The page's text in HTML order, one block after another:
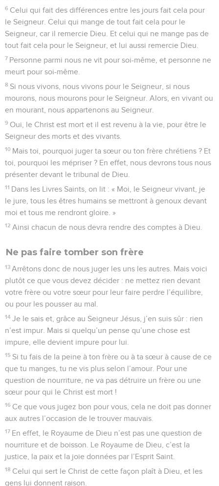
6 Celui qui fait des différences entre les jours fait cela pour
le Seigneur. Celui qui mange de tout fait cela pour le
Seigneur, car il remercie Dieu. Et celui qui ne mange pas de
tout fait cela pour le Seigneur, et lui aussi remercie Dieu.
7 Personne parmi nous ne vit pour soi-même, et personne ne
meurt pour soi-même.
8 Si nous vivons, nous vivons pour le Seigneur, si nous
mourons, nous mourons pour le Seigneur. Alors, en vivant ou
en mourant, nous appartenons au Seigneur.
9 Oui, le Christ est mort et il est revenu à la vie, pour être le
Seigneur des morts et des vivants.
10 Mais toi, pourquoi juger ta sœur ou ton frère chrétiens ? Et
toi, pourquoi les mépriser ? En effet, nous devrons tous nous
présenter devant le tribunal de Dieu.
11 Dans les Livres Saints, on lit : « Moi, le Seigneur vivant, je
le jure, tous les êtres humains se mettront à genoux devant
moi et tous me rendront gloire. »
12 Ainsi chacun de nous devra rendre des comptes à Dieu.
Ne pas faire tomber son frère
13 Arrêtons donc de nous juger les uns les autres. Mais voici
plutôt ce que vous devez décider : ne mettez rien devant
votre frère ou votre sœur pour leur faire perdre l’équilibre,
ou pour les pousser au mal.
14 Je le sais et, grâce au Seigneur Jésus, j’en suis sûr : rien
n’est impur. Mais si quelqu’un pense qu’une chose est
impure, elle devient impure pour lui.
15 Si tu fais de la peine à ton frère ou à ta sœur à cause de ce
que tu manges, tu ne vis plus selon l’amour. Pour une
question de nourriture, ne va pas détruire un frère ou une
sœur pour qui le Christ est mort !
16 Ce que vous jugez bon pour vous, cela ne doit pas donner
aux autres l’occasion de le trouver mauvais.
17 En effet, le Royaume de Dieu n’est pas une question de
nourriture et de boisson. Le Royaume de Dieu, c’est la
justice, la paix et la joie données par l’Esprit Saint.
18 Celui qui sert le Christ de cette façon plaît à Dieu, et les
gens lui donnent raison.